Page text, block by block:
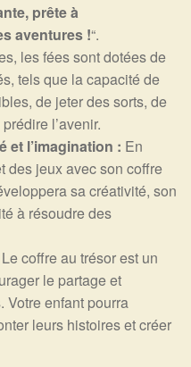
prête à
aventures !“.
les fées sont dotées de
tels que la capacité de
de jeter des sorts, de
l’avenir.
et l’imagination : En
des jeux avec son coffre
sa créativité, son
à résoudre des
Le coffre au trésor est un
le partage et
Votre enfant pourra
leurs histoires et créer